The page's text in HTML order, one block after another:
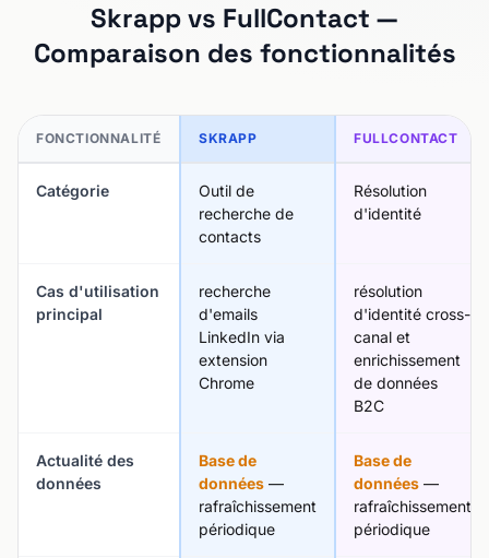
Skrapp vs FullContact —
Comparaison des fonctionnalités
FONCTIONNALITÉ SKRAPP FULLCONTACT
Catégorie
Outil de
recherche de
contacts
Résolution
d'identité
Cas d'utilisation
principal
recherche
d'emails
LinkedIn via
extension
Chrome
résolution
d'identité cross-
canal et
enrichissement
de données
B2C
Actualité des
données
Base de
données —
rafraîchissement
périodique
Base de
données —
rafraîchissement
périodique